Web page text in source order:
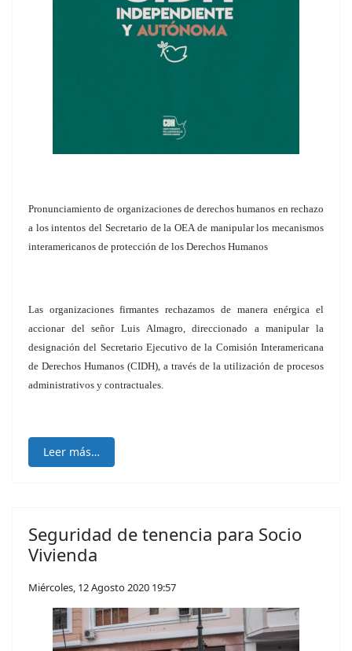
Pronunciamiento de organizaciones de derechos humanos en rechazo
a los intentos del Secretario de la OEA de manipular los mecanismos
interamericanos de protección de los Derechos Humanos
Las organizaciones firmantes rechazamos de manera enérgica el
accionar del señor Luis Almagro, direccionado a manipular la
designación del Secretario Ejecutivo de la Comisión Interamericana
de Derechos Humanos (CIDH), a través de la utilización de procesos
administrativos y contractuales.
Leer más…
Seguridad de tenencia para Socio
Vivienda
Miércoles, 12 Agosto 2020 19:57